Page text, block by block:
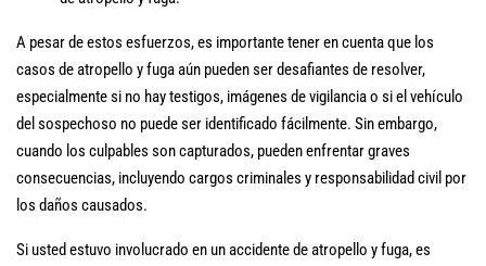
A pesar de estos esfuerzos, es importante tener en cuenta que los
casos de atropello y fuga aún pueden ser desafiantes de resolver,
especialmente si no hay testigos, imágenes de vigilancia o si el vehículo
del sospechoso no puede ser identificado fácilmente. Sin embargo,
cuando los culpables son capturados, pueden enfrentar graves
consecuencias, incluyendo cargos criminales y responsabilidad civil por
los daños causados.
Si usted estuvo involucrado en un accidente de atropello y fuga, es